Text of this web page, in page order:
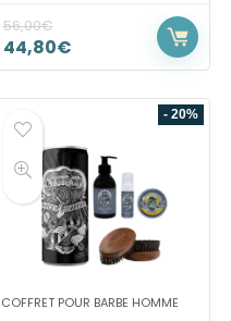
56,00€
44,80€
- 20%
COFFRET POUR BARBE HOMME